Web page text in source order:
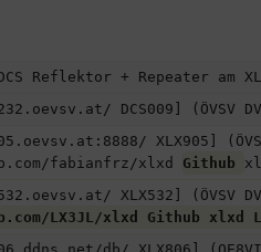
Reflektor + Repeater am
DCS009] (ÖVSV
XLX905]
fabianfrz/xlxd Github
XLX532] (ÖVSV DV
LX3JL/xlxd Github xlxd